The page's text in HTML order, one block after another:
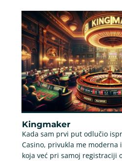
Kingmaker
Kada sam prvi put odlučio
Casino, privukla me
koja već pri samoj registraciji